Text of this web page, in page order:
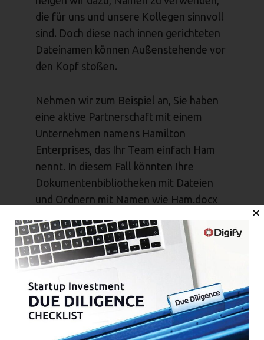
die für uns und unsere Kollegen sinnvoll
sind. Doch diese nach innen gerichteten
Dateinamen können Außenstehende vor
den Kopf stoßen.
Nehmen wir zum Beispiel an, Sie haben
eine aktive Partnerschaft mit einem
Unternehmen namens Hamilton
Enterprises, das Ihr Team einfach Ham
nennt. In diesem Fall könnten Ihre
Dokumentenbibliotheken mit Dateien
und Ordnern mit Namen wie Ham.docx
Hamilton Enterprises also kein
bekannter Name ist, den alle,
einschließlich des Teams für die
Investitionsprüfung, kurz Ham nennen,
dann müssen Sie die Ärmel
hochkrempeln und diese Dateien und
Ordner entsprechend umbenennen.